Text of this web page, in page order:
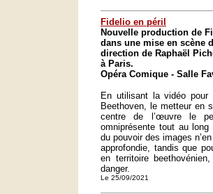
Fidelio en péril
Nouvelle production de
dans une mise en scène
direction de Raphaël
à Paris.
Opéra Comique - Salle
En utilisant la vidéo
Beethoven, le metteur en
centre de l’œuvre le
omniprésente tout au
du pouvoir des images
approfondie, tandis que
en territoire
danger.
Le 25/09/2021